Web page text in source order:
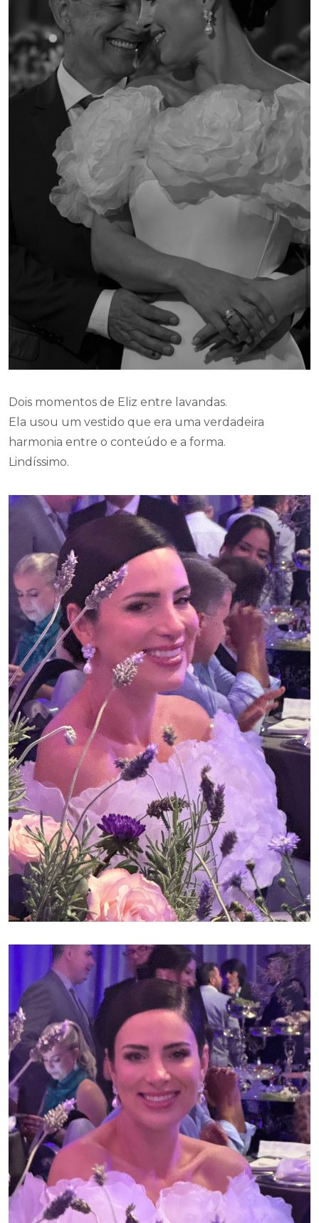
Dois momentos de Eliz entre lavandas.
harmonia entre o conteúdo e a forma.
Lindíssimo.